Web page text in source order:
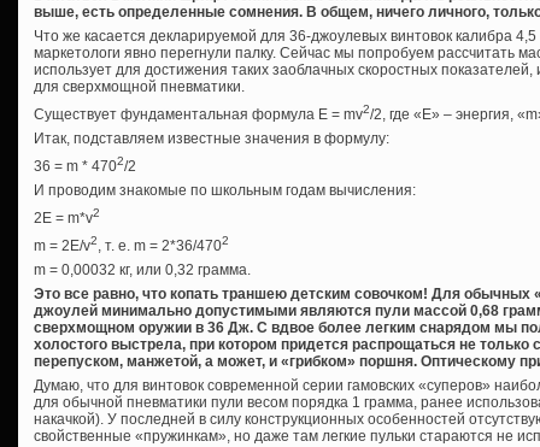
выше, есть определенные сомнения. В общем, ничего личного,
Что же касается декларируемой для 36-джоулевых винтовок калибра 4,5
маркетологи явно перегнули палку. Сейчас мы попробуем рассчитать
использует для достижения таких заоблачных скоростных
для сверхмощной пневматики.
Существует фундаментальная формула E = mv2/2, где «Е» – энергия,
Итак, подставляем известные значения в формулу:
36 = m * 4702/2
И проводим знакомые по школьным годам вычисления:
2E = m*v2
m = 2E/v2, т. е. m = 2*36/4702
m = 0,00032 кг, или 0,32 грамма.
Это все равно, что копать траншею детским совочком! Для обычных
джоулей минимально допустимыми являются пули массой 0,68
сверхмощном оружии в 36 Дж. С вдвое более легким снарядом мы
холостого выстрела, при котором придется распрощаться не только
перепуском, манжетой, а может, и «грибком» поршня. Оптическому
Думаю, что для винтовок современной серии гамовских «суперов»
для обычной пневматики пули весом порядка 1 грамма, ранее
накачкой). У последней в силу конструкционных особенностей
свойственные «пружинкам», но даже там легкие пульки стараются не